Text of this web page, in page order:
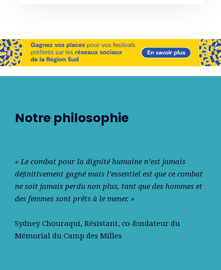
Notre philosophie
« Le combat pour la dignité humaine n’est jamais
déﬁnitivement gagné mais l’essentiel est que ce combat
ne soit jamais perdu non plus, tant que des hommes et
des femmes sont prêts à le mener. »
Sydney Chouraqui, Résistant, co-fondateur du
Mémorial du Camp des Milles